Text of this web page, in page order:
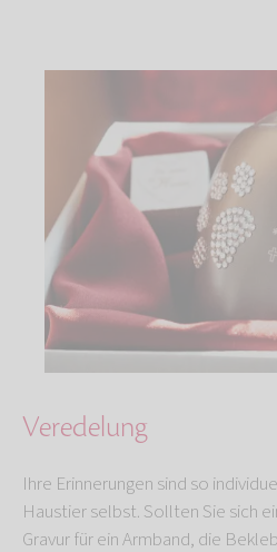
Veredelung
Ihre Erinnerungen sind so
Haustier selbst. Sollten Sie sich
Gravur für ein Armband, die